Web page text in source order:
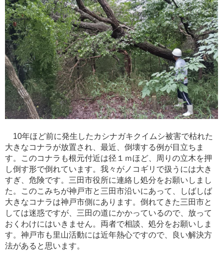
10年ほど前に発生したカシナガキクイムシ被害で枯れた
大きなコナラが放置され、最近、倒壊する例が目立ちま
す。このコナラも根元付近は径１ｍほど、周りの立木を押
し倒す形で倒れています。我々がノコギリで扱うには大き
すぎ、危険です。三田市役所に連絡し処分をお願いしまし
た。このこみちが神戸市と三田市沿いにあって、しばしば
大きなコナラは神戸市側にあります。倒れてきた三田市と
しては迷惑ですが、三田の道にかかっているので、放って
おくわけにはいきません。両者で相談、処分をお願いしま
す。神戸市も里山活動には近年熱心ですので、良い解決方
法があると思います。